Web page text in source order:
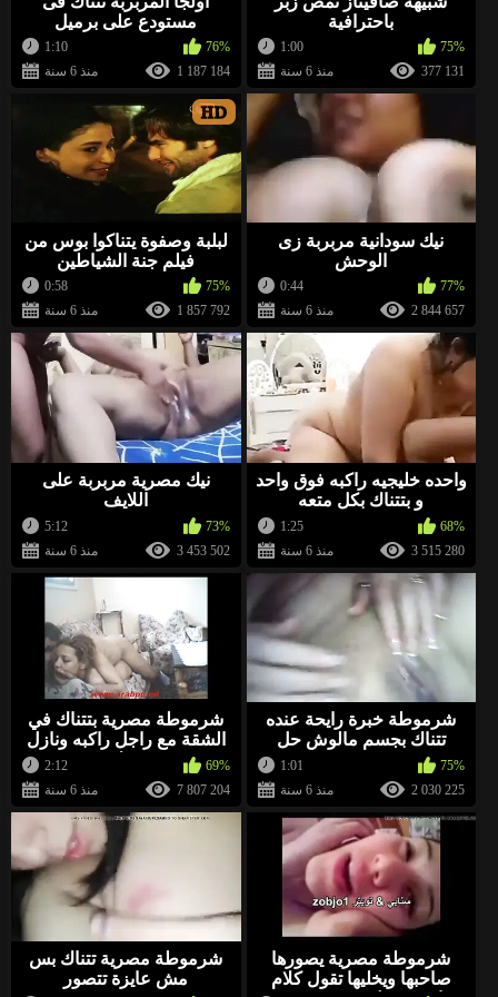
مستودع على برميل
1:10
76%
منذ 6 سنة
1 187 184
باحترافية
1:00
75%
منذ 6 سنة
377 131
HD
لبلبة وصفوة يتناكوا بوس من
فيلم جنة الشياطين
0:58
75%
منذ 6 سنة
1 857 792
نيك سودانية مربربة زى
الوحش
0:44
77%
منذ 6 سنة
2 844 657
نيك مصرية مربربة على
اللايف
5:12
73%
منذ 6 سنة
3 453 502
واحده خليجيه راكبه فوق واحد
و بتتناك بكل متعه
1:25
68%
منذ 6 سنة
3 515 280
شرموطة مصرية بتتناك في
الشقة مع راجل راكبه ونازل
2:12
69%
منذ 6 سنة
7 807 204
شرموطة خبرة رايحة عنده
تتناك بجسم مالوش حل
1:01
75%
منذ 6 سنة
2 030 225
شرموطة مصرية تتناك بس
مش عايزة تتصور
شرموطة مصرية يصورها
صاحبها ويخليها تقول كلام